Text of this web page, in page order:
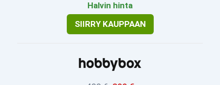
Halvin hinta
SIIRRY KAUPPAAN